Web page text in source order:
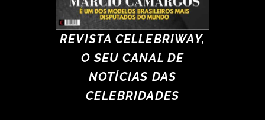
REVISTA CELLEBRIWAY,
O SEU CANAL DE
NOTÍCIAS DAS
CELEBRIDADES